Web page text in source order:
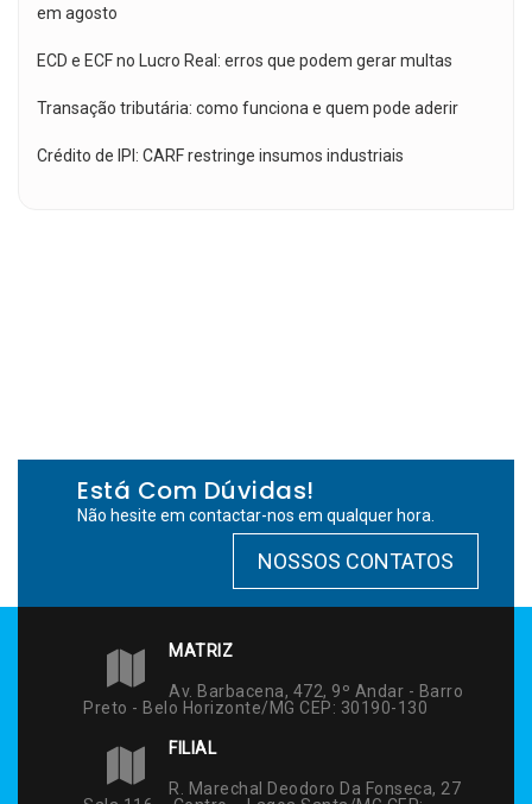
em agosto
ECD e ECF no Lucro Real: erros que podem gerar multas
Transação tributária: como funciona e quem pode aderir
Crédito de IPI: CARF restringe insumos industriais
Está Com Dúvidas!
Não hesite em contactar-nos em qualquer hora.
NOSSOS CONTATOS
MATRIZ
Av. Barbacena, 472, 9º Andar - Barro
Preto - Belo Horizonte/MG CEP: 30190-130
FILIAL
R. Marechal Deodoro Da Fonseca, 27